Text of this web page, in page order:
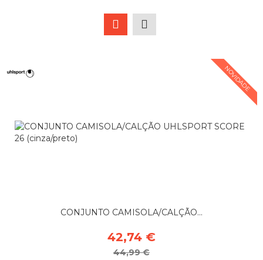
NOVIDADE
CONJUNTO CAMISOLA/CALÇÃO...
42,74 €
44,99 €